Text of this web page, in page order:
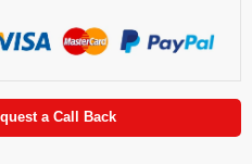
a Call Back